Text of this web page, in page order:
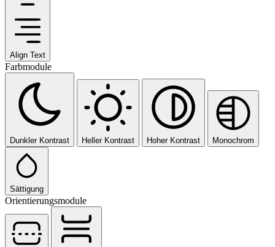
Align Text
Farbmodule
Dunkler Kontrast Heller Kontrast Hoher Kontrast Monochrom
Sättigung
Orientierungsmodule